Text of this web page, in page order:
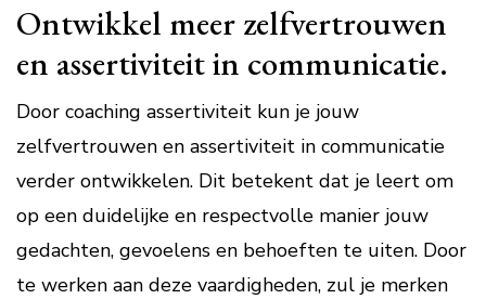
Ontwikkel meer zelfvertrouwen
en assertiviteit in communicatie.
Door coaching assertiviteit kun je jouw
zelfvertrouwen en assertiviteit in communicatie
verder ontwikkelen. Dit betekent dat je leert om
op een duidelijke en respectvolle manier jouw
gedachten, gevoelens en behoeften te uiten. Door
te werken aan deze vaardigheden, zul je merken